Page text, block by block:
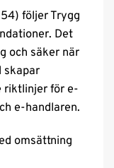
följer Trygg
Det
och säker när
skapar
riktlinjer för e-
e-handlaren.
omsättning